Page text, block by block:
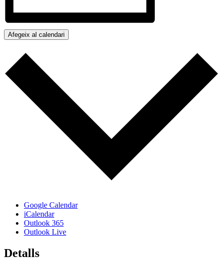
Afegeix al calendari
Google Calendar
iCalendar
Outlook 365
Outlook Live
Detalls